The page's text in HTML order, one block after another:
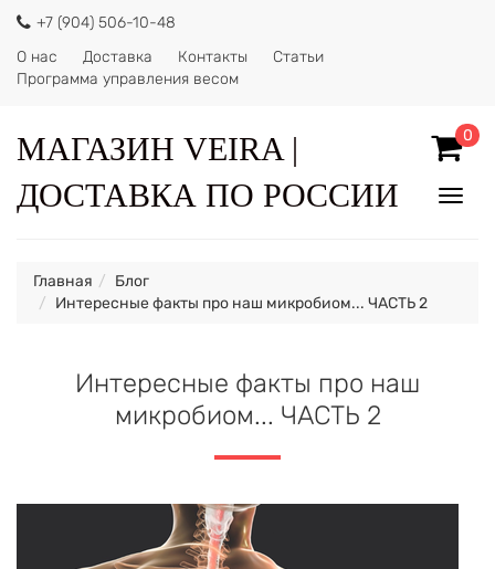
+7 (904) 506-10-48
О нас
Доставка Контакты
Статьи
Программа управления весом
МАГАЗИН VEIRA |
ДОСТАВКА ПО РОССИИ
0
Главная
Блог
Интересные факты про наш микробиом... ЧАСТЬ 2
Интересные факты про наш
микробиом... ЧАСТЬ 2